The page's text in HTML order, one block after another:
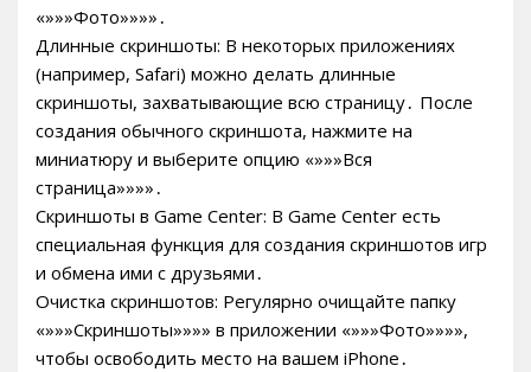
«»»»Фото»»»»․
Длинные скриншоты: В некоторых приложениях
(например, Safari) можно делать длинные
скриншоты, захватывающие всю страницу․ После
создания обычного скриншота, нажмите на
миниатюру и выберите опцию «»»»Вся
страница»»»»․
Скриншоты в Game Center: В Game Center есть
специальная функция для создания скриншотов игр
и обмена ими с друзьями․
Очистка скриншотов: Регулярно очищайте папку
«»»»Скриншоты»»»» в приложении «»»»Фото»»»»,
чтобы освободить место на вашем iPhone․